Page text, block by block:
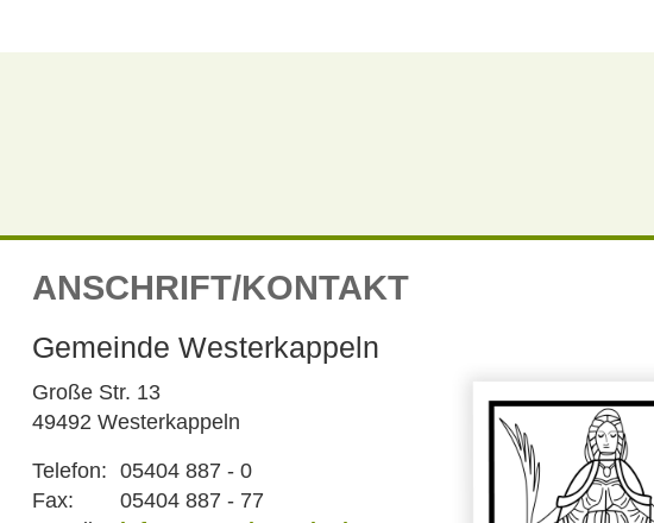
ANSCHRIFT/KONTAKT
Gemeinde Westerkappeln
Große Str. 13
49492 Westerkappeln
Telefon: 05404 887 - 0
Fax:
05404 887 - 77